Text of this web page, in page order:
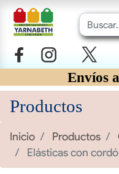
Envíos
Productos
Inicio Productos
Elásticas con